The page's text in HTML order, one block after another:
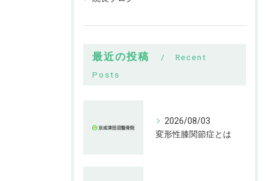
最近の投稿
Recent
Posts
2026/08/03
変形性膝関節症とは